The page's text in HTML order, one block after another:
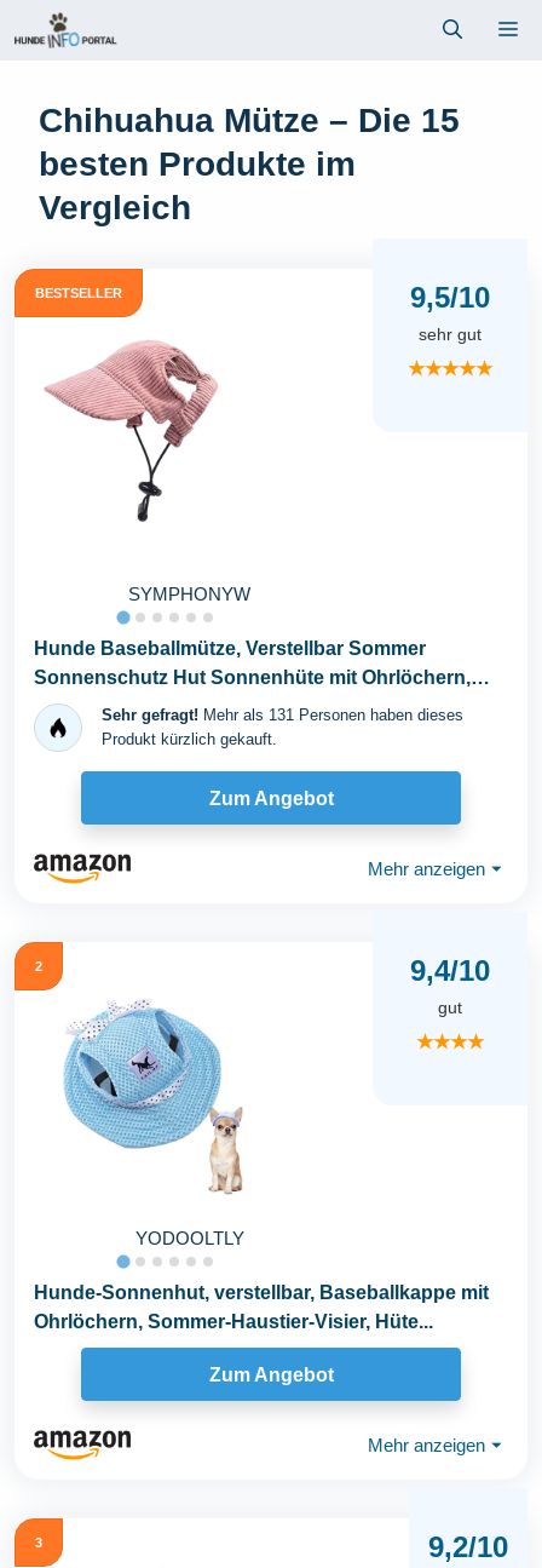
Inhalt
Chihuahua Mütze – Die 15
besten Produkte im
Vergleich
BESTSELLER
SYMPHONYW
9,5/10
sehr gut
★★★★★
Hunde Baseballmütze, Verstellbar Sommer
Sonnenschutz Hut Sonnenhüte mit Ohrlöchern,
Haustier...Sehr gefragt! Mehr als 131 Personen haben dieses
Produkt kürzlich gekauft.
Zum Angebot
Mehr anzeigen ⏷
2
YODOOLTLY
9,4/10
gut
★★★★
Hunde-Sonnenhut, verstellbar, Baseballkappe mit
Ohrlöchern, Sommer-Haustier-Visier, Hüte...
Zum Angebot
Mehr anzeigen ⏷
3 9,2/10